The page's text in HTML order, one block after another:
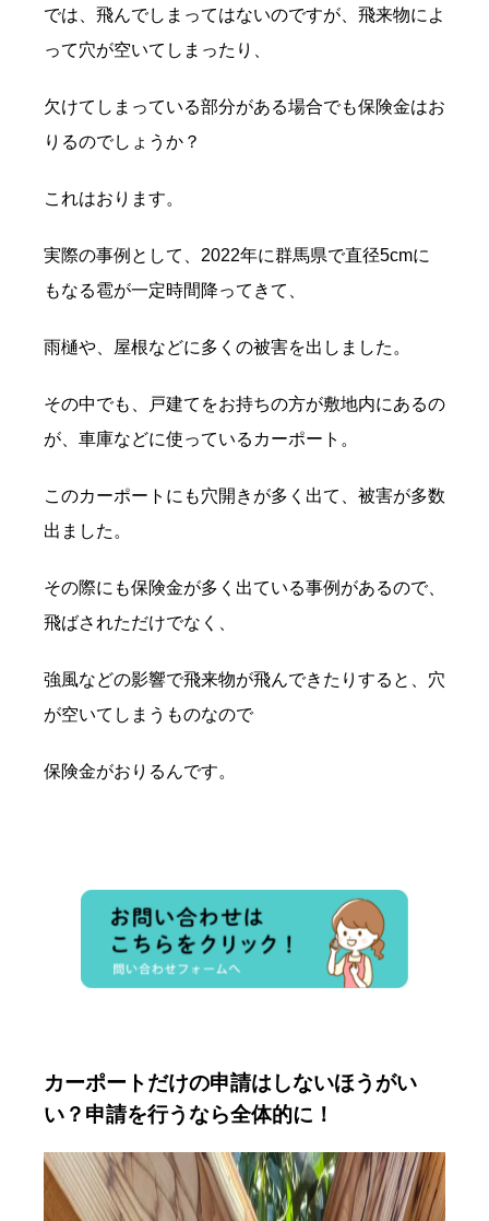
では、飛んでしまってはないのですが、飛来物によ
って穴が空いてしまったり、
欠けてしまっている部分がある場合でも保険金はお
りるのでしょうか？
これはおります。
実際の事例として、2022年に群馬県で直径5cmに
もなる雹が一定時間降ってきて、
雨樋や、屋根などに多くの被害を出しました。
その中でも、戸建てをお持ちの方が敷地内にあるの
が、車庫などに使っているカーポート。
このカーポートにも穴開きが多く出て、被害が多数
出ました。
その際にも保険金が多く出ている事例があるので、
飛ばされただけでなく、
強風などの影響で飛来物が飛んできたりすると、穴
が空いてしまうものなので
保険金がおりるんです。
カーポートだけの申請はしないほうがい
い？申請を行うなら全体的に！